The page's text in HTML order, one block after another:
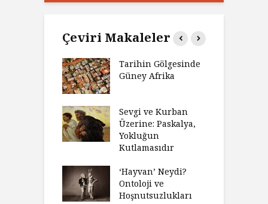
Çeviri Makaleler
Tarihin Gölgesinde
Güney Afrika
Sevgi ve Kurban
Üzerine: Paskalya,
Yokluğun
Kutlamasıdır
‘Hayvan’ Neydi?
Ontoloji ve
Hoşnutsuzlukları